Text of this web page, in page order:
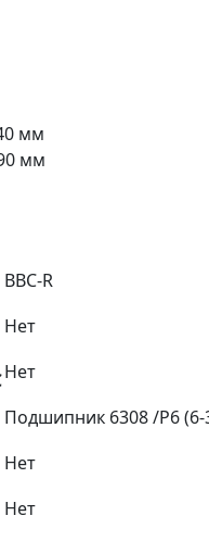
мм
мм
BBC-R
Нет
Нет
Подшипник 6308 /P6 (6-
Нет
Нет